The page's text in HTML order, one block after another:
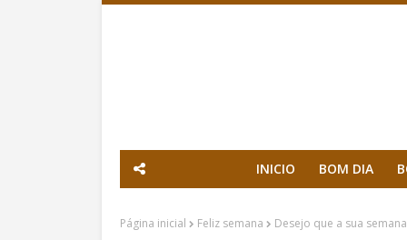
INICIO BOM DIA
Página inicial Feliz semana Desejo que a sua